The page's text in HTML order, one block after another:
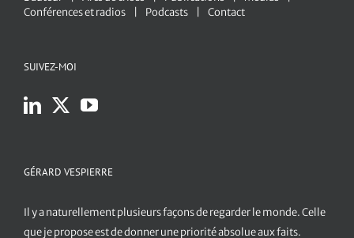
Conférences et radios
Podcasts Contact
SUIVEZ-MOI
GÉRARD VESPIERRE
Il y a naturellement plusieurs façons de regarder le monde. Celle
que je propose est de donner une priorité absolue aux faits.